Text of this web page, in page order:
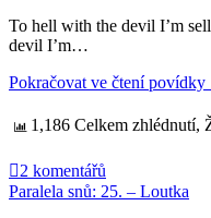
To hell with the devil I’m
devil I’m…
Pokračovat ve čtení
1,186 Celkem zhlédnutí,
2 komentářů
Paralela snů: 25. – Loutka